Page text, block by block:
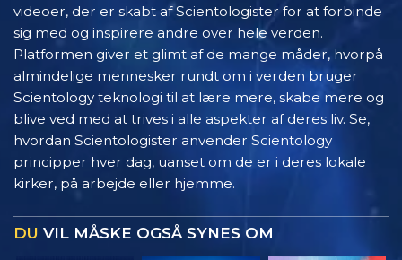
videoer, der er skabt af Scientologister for at forbinde
sig med og inspirere andre over hele verden.
Platformen giver et glimt af de mange måder, hvorpå
almindelige mennesker rundt om i verden bruger
Scientology teknologi til at lære mere, skabe mere og
blive ved med at trives i alle aspekter af deres liv. Se,
hvordan Scientologister anvender Scientology
principper hver dag, uanset om de er i deres lokale
kirker, på arbejde eller hjemme.
DU VIL MÅSKE OGSÅ SYNES OM